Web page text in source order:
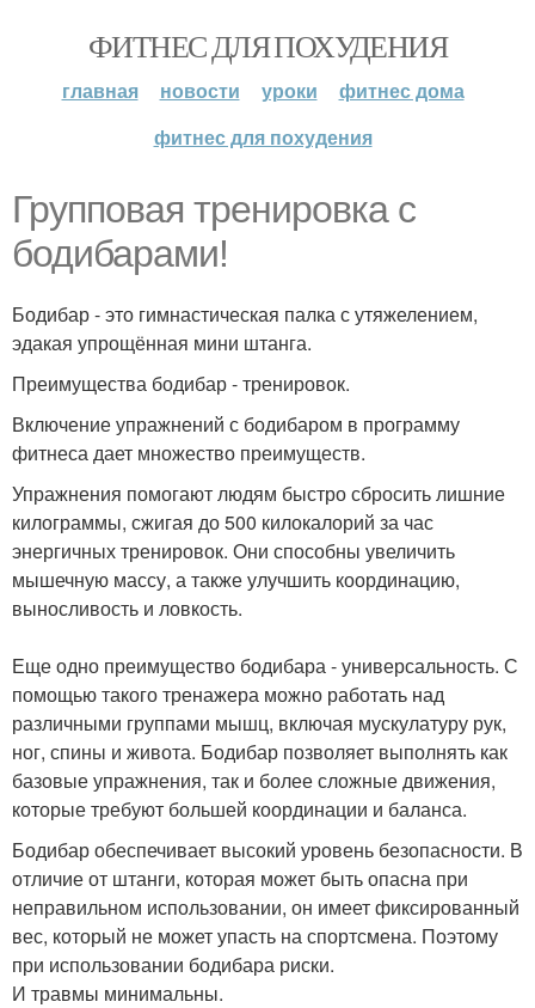
ФИТНЕС ДЛЯ ПОХУДЕНИЯ
главная новости уроки
фитнес дома
фитнес для похудения
Групповая тренировка с
бодибарами!
Бодибар - это гимнастическая палка с утяжелением,
эдакая упрощённая мини штанга.
Преимущества бодибар - тренировок.
Включение упражнений с бодибаром в программу
фитнеса дает множество преимуществ.
Упражнения помогают людям быстро сбросить лишние
килограммы, сжигая до 500 килокалорий за час
энергичных тренировок. Они способны увеличить
мышечную массу, а также улучшить координацию,
выносливость и ловкость.
Еще одно преимущество бодибара - универсальность. С
помощью такого тренажера можно работать над
различными группами мышц, включая мускулатуру рук,
ног, спины и живота. Бодибар позволяет выполнять как
базовые упражнения, так и более сложные движения,
которые требуют большей координации и баланса.
Бодибар обеспечивает высокий уровень безопасности. В
отличие от штанги, которая может быть опасна при
неправильном использовании, он имеет фиксированный
вес, который не может упасть на спортсмена. Поэтому
при использовании бодибара риски.
И травмы минимальны.